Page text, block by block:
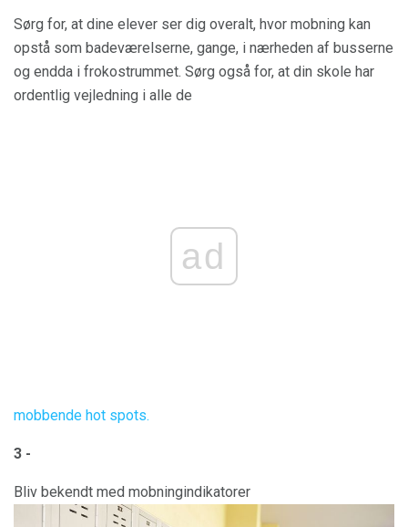
Sørg for, at dine elever ser dig overalt, hvor mobning kan
opstå som badeværelserne, gange, i nærheden af ​​busserne
og endda i frokostrummet. Sørg også for, at din skole har
ordentlig vejledning i alle de
ad
mobbende hot spots.
3 -
Bliv bekendt med mobningindikatorer